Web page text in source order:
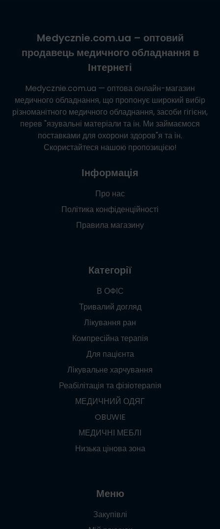
Medycznie.com.ua – оптовий
продавець медичного обладнання в
Інтернеті
Medycznie.com.ua — оптова онлайн-магазин
медичного обладнання, що пропонує широкий вибір
різноманітного медичного обладнання, засоби гігієни,
перев "язувальні матеріали та ін. Ми займаємося
поставками для охорони здоров"я та ін.
Скористайтеся нашою пропозицією!
Інформація
Про нас
Політика конфіденційності
Правила магазину
Категорії
В ОФІС
Тривалий догляд
Лікування ран
Компресійна терапія
Для пацієнта
Лікувальне харчування
Реабілітація та фізіотерапія
МЕДИЧНИЙ ОДЯГ
OBUWIE
МЕДИЧНІ МЕБЛІ
Низька цінова зона
Меню
Закупівлі